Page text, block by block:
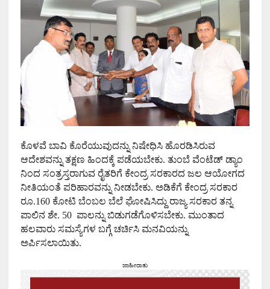
ಕೊಳವೆ ಬಾವಿ ಕೊರೆಯುವುದನ್ನು ನಿಷೇಧಿಸಿ ಹೊರಡಿಸಿರುವ
ಆದೇಶವನ್ನು ತಕ್ಷಣ ಹಿಂದಕ್ಕೆ ಪಡೆಯಬೇಕು. ತುಂಬೆ ವೆಂಟೆಡ್ ಡ್ಯಾಂ
ನಿಂದ ಸಂತ್ರಸ್ತರಾಗುವ ರೈತರಿಗೆ ಕೇಂದ್ರ ಸರಕಾರದ ಜಲ ಆಯೋಗದ
ನೀತಿಯಂತೆ ಪರಿಹಾರವನ್ನು ನೀಡಬೇಕು. ಅಡಿಕೆಗೆ ಕೇಂದ್ರ ಸರಕಾರ
ರೂ.160 ಕೋಟಿ ಬೆಂಬಲ ಬೆಲೆ ಘೋಷಿಸಿದ್ದು ರಾಜ್ಯ ಸರಕಾರ ತನ್ನ
ಪಾಲಿನ ಶೇ. 50 ಪಾಲನ್ನು ಬಿಡುಗಡೆಗೊಳಿಸಬೇಕು. ಮುಂತಾದ
ಹಲವಾರು ಸಮಸ್ಯೆಗಳ ಬಗ್ಗೆ ಚರ್ಚಿಸಿ ಮನವಿಯನ್ನು
ಅರ್ಪಿಸಲಾಯಿತು.
ಜಾಹೀರಾತು